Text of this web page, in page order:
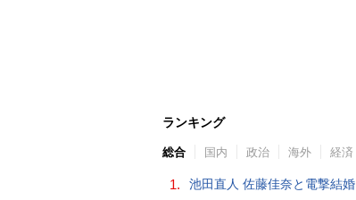
ランキング
総合 国内 政治 海外 経済
1. 池田直人 佐藤佳奈と電撃結婚